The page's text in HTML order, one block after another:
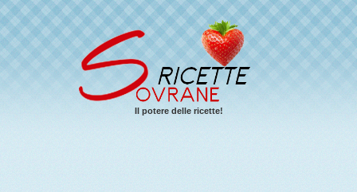
Il potere delle ricette!